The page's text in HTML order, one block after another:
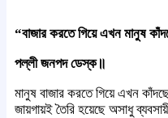
“বাজার করতে গিয়ে এখন মানুষ
পল্লী জনপদ ডেস্ক॥
মানুষ বাজার করতে গিয়ে এখন
জায়গায়ই তৈরি হয়েছে অসাধু